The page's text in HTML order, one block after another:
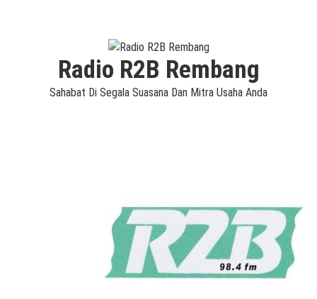
Radio R2B Rembang
Sahabat Di Segala Suasana Dan Mitra Usaha Anda